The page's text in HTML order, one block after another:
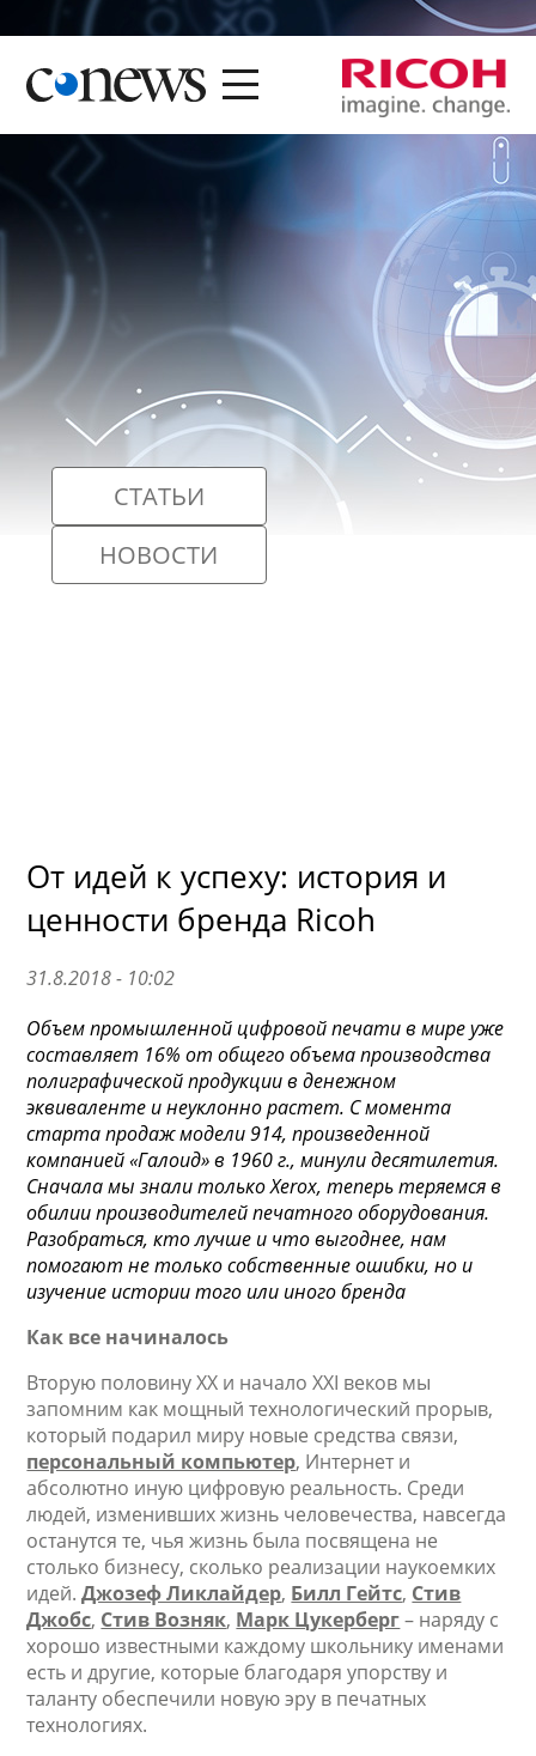
СТАТЬИ
НОВОСТИ
От идей к успеху: история и
ценности бренда Ricoh
31.8.2018 - 10:02
Объем промышленной цифровой печати в мире уже
составляет 16% от общего объема производства
полиграфической продукции в денежном
эквиваленте и неуклонно растет. С момента
старта продаж модели 914, произведенной
компанией «Галоид» в 1960 г., минули десятилетия.
Сначала мы знали только Xerox, теперь теряемся в
обилии производителей печатного оборудования.
Разобраться, кто лучше и что выгоднее, нам
помогают не только собственные ошибки, но и
изучение истории того или иного бренда
Как все начиналось
Вторую половину XX и начало XXI веков мы
запомним как мощный технологический прорыв,
который подарил миру новые средства связи,
персональный компьютер, Интернет и
абсолютно иную цифровую реальность. Среди
людей, изменивших жизнь человечества, навсегда
останутся те, чья жизнь была посвящена не
столько бизнесу, сколько реализации наукоемких
идей.Джозеф Ликлайдер, Билл Гейтс, Стив
Джобс, Стив Возняк, Марк Цукерберг– наряду с
хорошо известными каждому школьнику именами
есть и другие, которые благодаря упорству и
таланту обеспечили новую эру в печатных
технологиях.